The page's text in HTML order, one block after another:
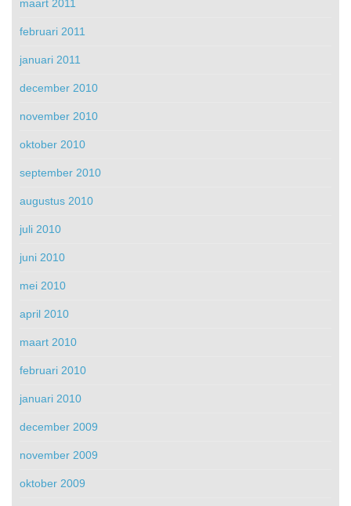
maart 2011
februari 2011
januari 2011
december 2010
november 2010
oktober 2010
september 2010
augustus 2010
juli 2010
juni 2010
mei 2010
april 2010
maart 2010
februari 2010
januari 2010
december 2009
november 2009
oktober 2009